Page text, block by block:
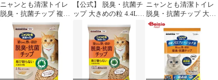
ニャンとも清潔トイレ
脱臭・抗菌チップ 複数
ねこ用 大きめの粒 4L
【公式】 脱臭・抗菌チ
ップ 大きめの粒 4.4L
ニャンとも清潔トイレ
ペット 猫 ねこ 臭い シ
ステムトイレ 肉球 砂
木 消臭プロフェッショ
ニャンとも清潔トイレ
脱臭・抗菌チップ 大き
めの粒 4.4L